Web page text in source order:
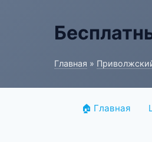
Главная »
🏠 Главная